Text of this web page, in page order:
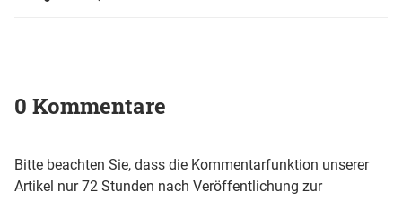
0 Kommentare
Bitte beachten Sie, dass die Kommentarfunktion unserer
Artikel nur 72 Stunden nach Veröffentlichung zur